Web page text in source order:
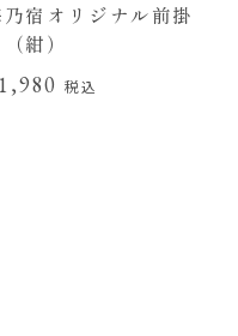
乃宿オリジナル前掛
紺）
税込